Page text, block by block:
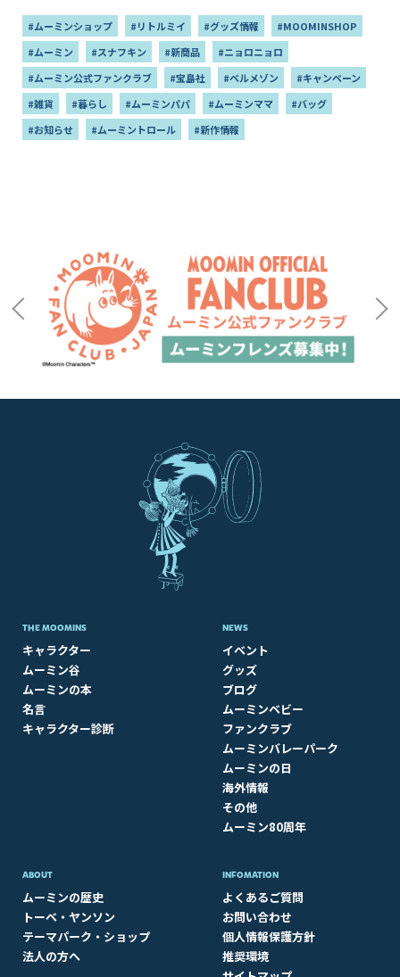
#ムーミンショップ #リトルミイ #グッズ情報
#MOOMINSHOP
#ムーミン
#スナフキン #新商品
#ニョロニョロ
#ムーミン公式ファンクラブ
#宝島社 #ベルメゾン
#キャンペーン
#雑貨
#暮らし #ムーミンパパ #ムーミンママ
#バッグ
#お知らせ
#ムーミントロール #新作情報
THE MOOMINS
キャラクター
ムーミン谷
ムーミンの本
名言
キャラクター診断
NEWS
イベント
グッズ
ブログ
ムーミンベビー
ファンクラブ
ムーミンバレーパーク
ムーミンの日
海外情報
その他
ムーミン80周年
ABOUT​
ムーミンの歴史
トーベ・ヤンソン
テーマパーク・ショップ
法人の方へ
INFOMATION
よくあるご質問
お問い合わせ
個人情報保護方針
推奨環境